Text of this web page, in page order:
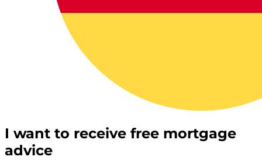
I want to receive free mortgage
advice